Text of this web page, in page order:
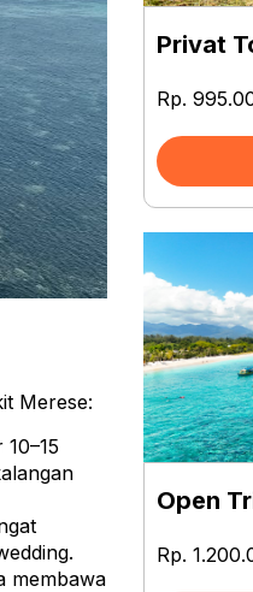
Merese:
membawa
Privat
Rp.
Open
Rp.